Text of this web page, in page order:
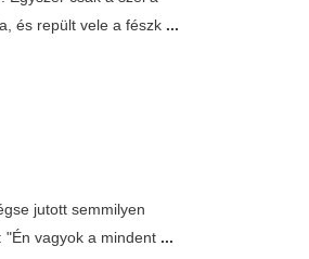
és repült vele a fészk ...
jutott semmilyen
vagyok a mindent ...